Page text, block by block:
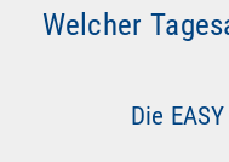
Welcher
Die